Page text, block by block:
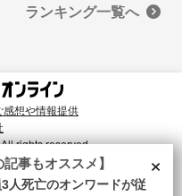
ランキング一覧へ
想や情報提供
rights reserved.
致したコンテンツや広告配信を提供する
イバシーポリシー をご確認ください。×
記事もオススメ】
人死亡のオンワードが従